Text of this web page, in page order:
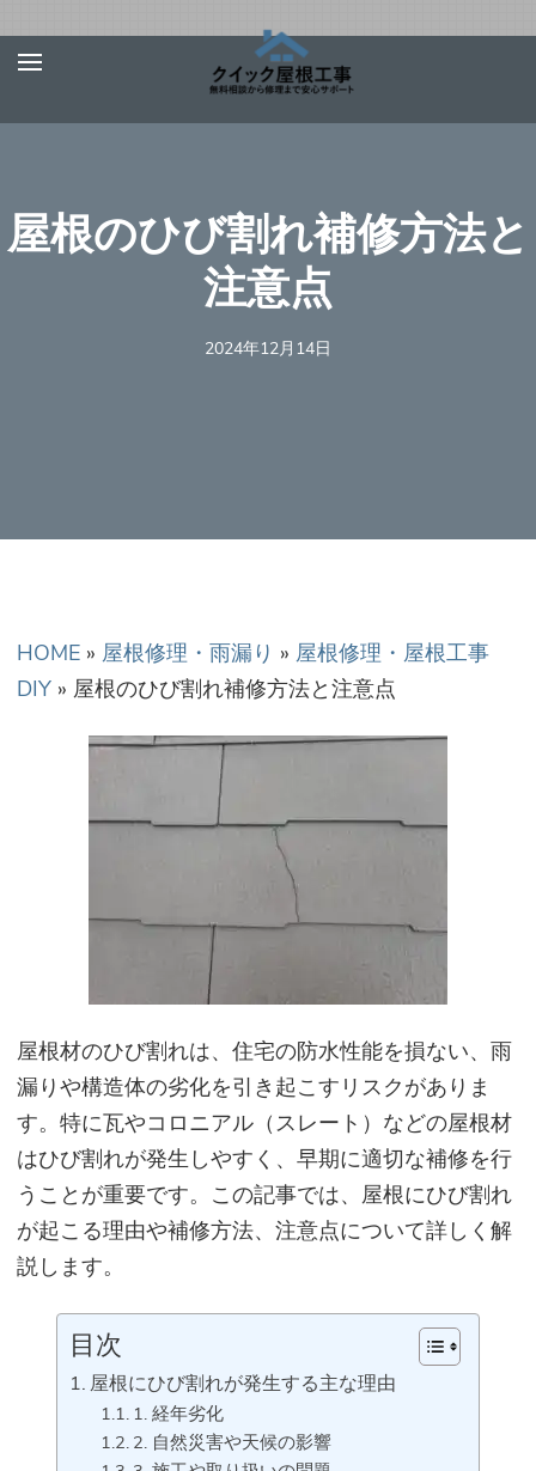
Skip
content
雨漏りの修理
樋、雨漏りの修理を
行う地元の優良工事
正金額での修理・工
屋根のひび割れ補修方法と
注意点
2024年12月14日
HOME » 屋根修理・雨漏り » 屋根修理・屋根工事
DIY » 屋根のひび割れ補修方法と注意点
屋根材のひび割れは、住宅の防水性能を損ない、雨
漏りや構造体の劣化を引き起こすリスクがありま
す。特に瓦やコロニアル（スレート）などの屋根材
はひび割れが発生しやすく、早期に適切な補修を行
うことが重要です。この記事では、屋根にひび割れ
が起こる理由や補修方法、注意点について詳しく解
説します。
目次
屋根にひび割れが発生する主な理由
1. 経年劣化
2. 自然災害や天候の影響